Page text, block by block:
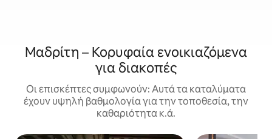
Μαδρίτη – Κορυφαία ενοικιαζόμενα
για διακοπές
Οι επισκέπτες συμφωνούν: Αυτά τα καταλύματα
έχουν υψηλή βαθμολογία για την τοποθεσία, την
καθαριότητα κ.ά.